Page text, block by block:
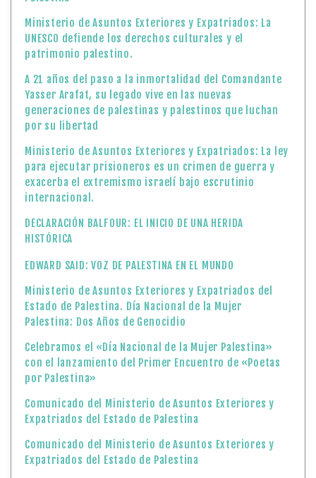
Ministerio de Asuntos Exteriores y Expatriados: La
UNESCO defiende los derechos culturales y el
patrimonio palestino.
A 21 años del paso a la inmortalidad del Comandante
Yasser Arafat, su legado vive en las nuevas
generaciones de palestinas y palestinos que luchan
por su libertad
Ministerio de Asuntos Exteriores y Expatriados: La ley
para ejecutar prisioneros es un crimen de guerra y
exacerba el extremismo israelí bajo escrutinio
internacional.
DECLARACIÓN BALFOUR: EL INICIO DE UNA HERIDA
HISTÓRICA
EDWARD SAID: VOZ DE PALESTINA EN EL MUNDO
Ministerio de Asuntos Exteriores y Expatriados del
Estado de Palestina. Día Nacional de la Mujer
Palestina: Dos Años de Genocidio
Celebramos el «Día Nacional de la Mujer Palestina»
con el lanzamiento del Primer Encuentro de «Poetas
por Palestina»
Comunicado del Ministerio de Asuntos Exteriores y
Expatriados del Estado de Palestina
Comunicado del Ministerio de Asuntos Exteriores y
Expatriados del Estado de Palestina